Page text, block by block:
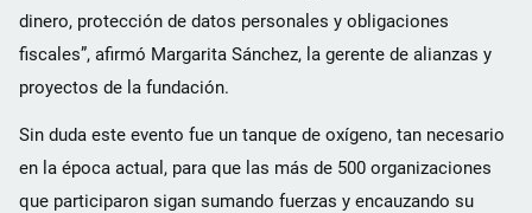
dinero, protección de datos personales y obligaciones
fiscales”, afirmó Margarita Sánchez, la gerente de alianzas y
proyectos de la fundación.
Sin duda este evento fue un tanque de oxígeno, tan necesario
en la época actual, para que las más de 500 organizaciones
que participaron sigan sumando fuerzas y encauzando su